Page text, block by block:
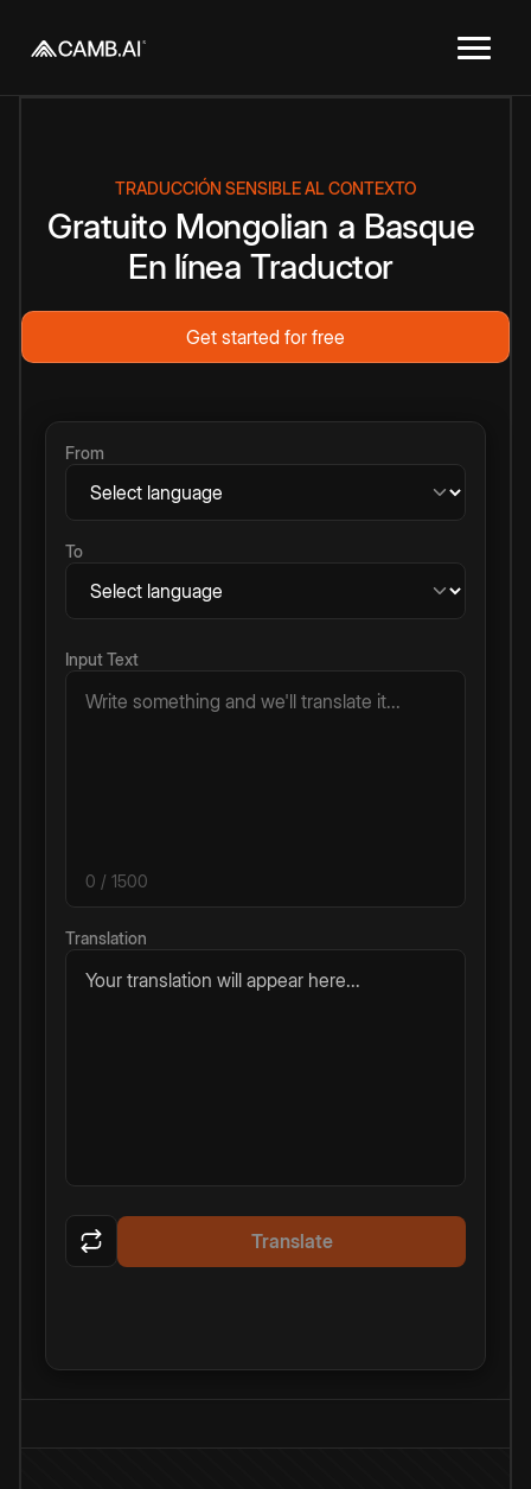
TRADUCCIÓN SENSIBLE AL CONTEXTO
Gratuito Mongolian a Basque
En línea Traductor
Get started for free
From
To
Input Text
0 / 1500
Translation
Your translation will appear here...
Translate